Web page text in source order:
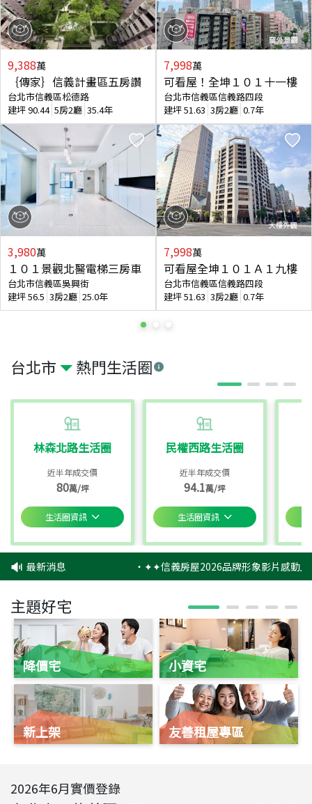
台北市 熱門生活圈
林森北路生活圈
近半年成交價
80萬/坪
生活圈資訊
民權西路生活圈
近半年成交價
94.1萬/坪
生活圈資訊
9,388萬
｛傳家｝信義計畫區五房讚
台北市信義區松德路
建坪90.44 5房2廳 35.4年
3,980萬
１０１景觀北醫電梯三房車
台北市信義區吳興街
建坪56.5 3房2廳 25.0年
7,998萬
可看屋！全坤１０１十一樓
台北市信義區信義路四段
建坪51.63 3房2廳 0.7年
7,998萬
可看屋全坤１０１Ａ１九樓
台北市信義區信義路四段
建坪51.63 3房2廳 0.7年
最新消息 ‧✦✦信義房屋2026品牌形象影片感動上
主題好宅
降價宅
新上架
小資宅
友善租屋專區
2026年6月實價登錄